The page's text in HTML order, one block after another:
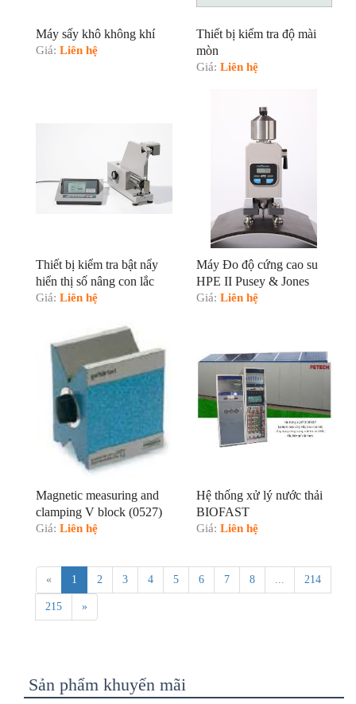
Máy sấy khô không khí
Giá: Liên hệ
Thiết bị kiểm tra độ mài
mòn
Giá: Liên hệ
Thiết bị kiểm tra bật nẩy
hiển thị số nâng con lắc
bằng tay
Giá: Liên hệ
Máy Đo độ cứng cao su
HPE II Pusey & Jones
hiển thị số theo tiêu chuẩn
Giá: Liên hệ
Magnetic measuring and
clamping V block (0527)
Giá: Liên hệ
Hệ thống xử lý nước thải
BIOFAST
Giá: Liên hệ
« 1 2 3 4 5 6 7 8 ... 214
215 »
Sản phẩm khuyến mãi